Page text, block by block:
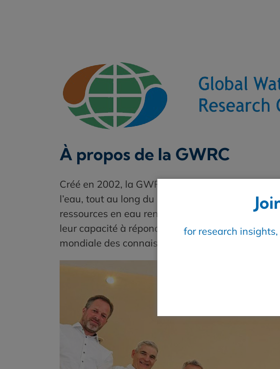
À propos de la GWRC
Créé en 2002, la GWRC rassemble 12
l’eau, tout au long du cycle de l’eau — de
ressources en eau renouvelables. En mettant
leur capacité à répondre aux problèmes
mondiale des connaissances essentielles
for research